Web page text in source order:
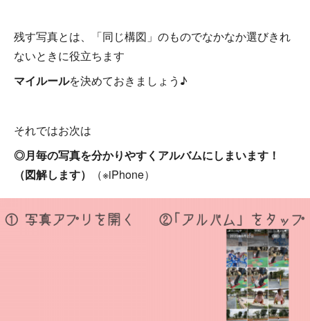
残す写真とは、「同じ構図」のものでなかなか選びきれ
ないときに役立ちます
マイルールを決めておきましょう♪
それではお次は
◎月毎の写真を分かりやすくアルバムにしまいます！
（図解します）
（※iPhone）